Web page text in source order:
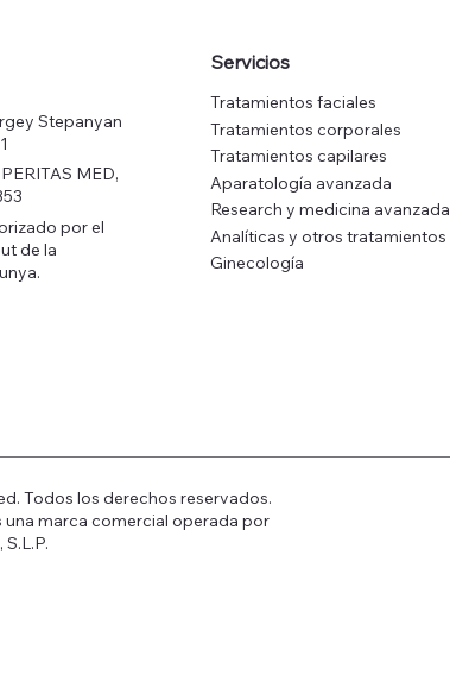
Stepanyan
MED,
por el
de la
Servicios
Tratamientos faciales
Tratamientos corporales
Tratamientos capilares
Aparatología avanzada
Research y medicina avanzada
Analíticas y otros tratamientos
Ginecología
Todos los derechos reservados.
una marca comercial operada por